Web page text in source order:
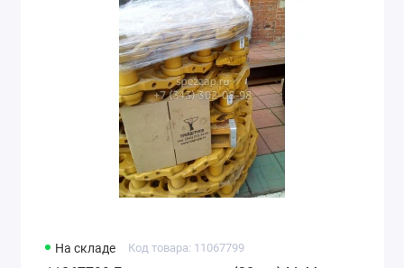
На складе Код товара: 11067799